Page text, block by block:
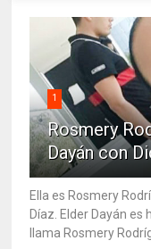
1
Rosmery
Dayán con
Ella es Rosmery
Díaz. Elder Dayán es
llama Rosmery